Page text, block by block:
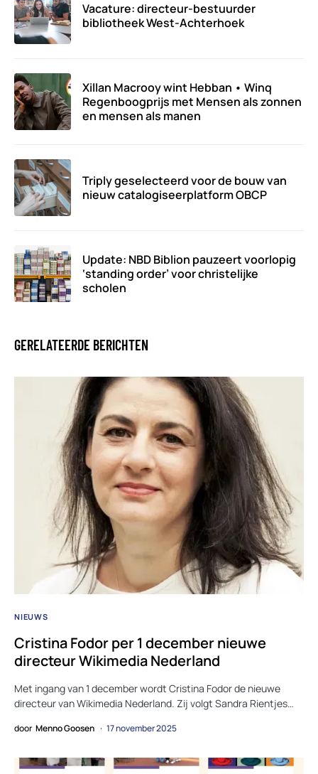
Vacature: directeur-bestuurder
bibliotheek West-Achterhoek
Xillan Macrooy wint Hebban • Winq
Regenboogprijs met Mensen als zonnen
en mensen als manen
Triply geselecteerd voor de bouw van
nieuw catalogiseerplatform OBCP
Update: NBD Biblion pauzeert voorlopig
‘standing order’ voor christelijke
scholen
GERELATEERDE BERICHTEN
NIEUWS
Cristina Fodor per 1 december nieuwe
directeur Wikimedia Nederland
Met ingang van 1 december wordt Cristina Fodor de nieuwe
directeur van Wikimedia Nederland. Zij volgt Sandra Rientjes…
door Menno Goosen 17 november 2025